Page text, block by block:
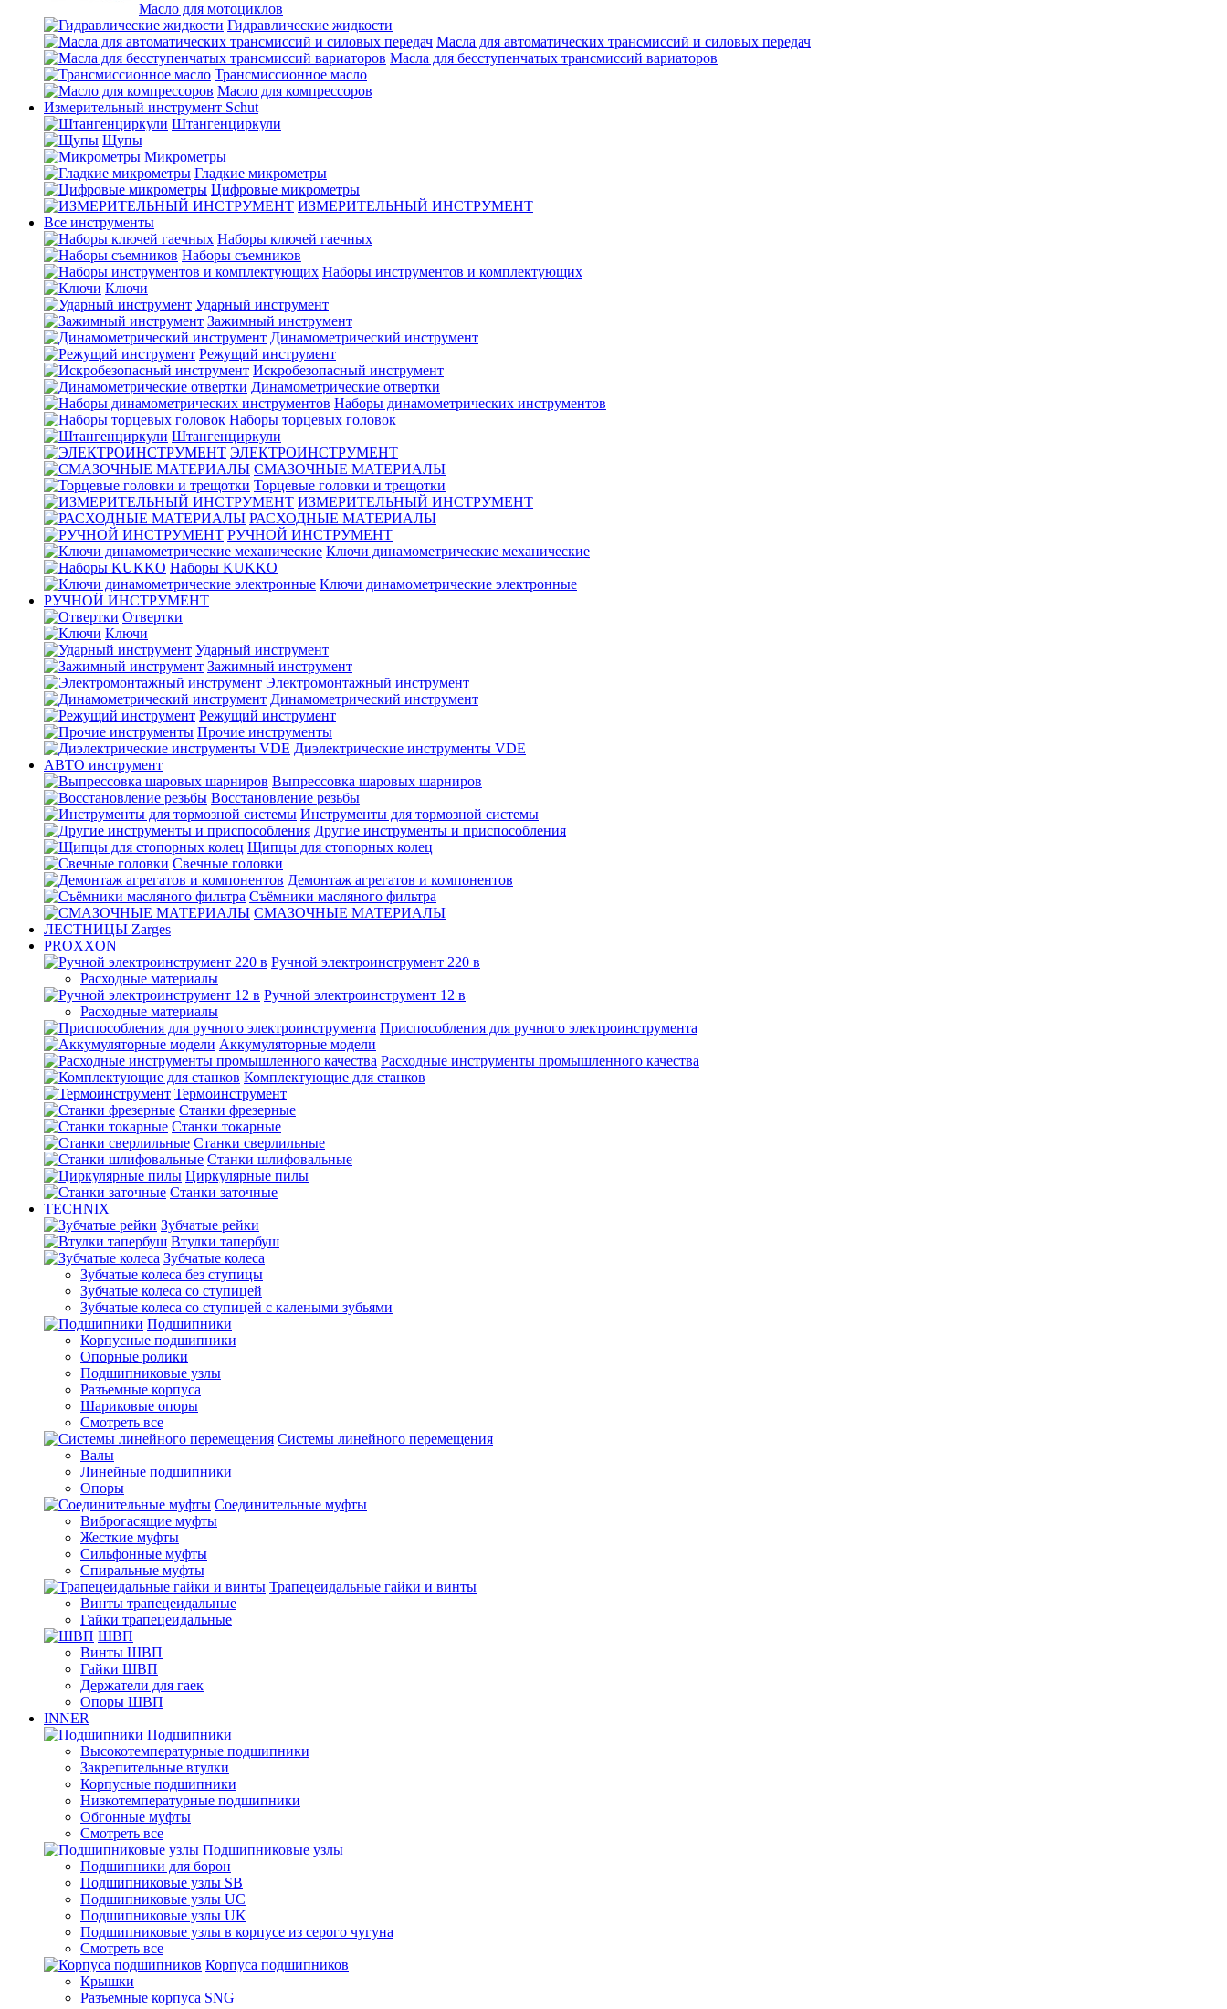
Масло для мотоциклов
Гидравлические жидкости
Масла для автоматических трансмиссий и силовых передач
Масла для бесступенчатых трансмиссий вариаторов
Трансмиссионное масло
Масло для компрессоров
Измерительный инструмент Schut
Штангенциркули
Щупы
Микрометры
Гладкие микрометры
Цифровые микрометры
ИЗМЕРИТЕЛЬНЫЙ ИНСТРУМЕНТ
Все инструменты
Наборы ключей гаечных
Наборы съемников
Наборы инструментов и комплектующих
Ключи
Ударный инструмент
Зажимный инструмент
Динамометрический инструмент
Режущий инструмент
Искробезопасный инструмент
Динамометрические отвертки
Наборы динамометрических инструментов
Наборы торцевых головок
Штангенциркули
ЭЛЕКТРОИНСТРУМЕНТ
СМАЗОЧНЫЕ МАТЕРИАЛЫ
Торцевые головки и трещотки
ИЗМЕРИТЕЛЬНЫЙ ИНСТРУМЕНТ
РАСХОДНЫЕ МАТЕРИАЛЫ
РУЧНОЙ ИНСТРУМЕНТ
Ключи динамометрические механические
Наборы KUKKO
Ключи динамометрические электронные
РУЧНОЙ ИНСТРУМЕНТ
Отвертки
Ключи
Ударный инструмент
Зажимный инструмент
Электромонтажный инструмент
Динамометрический инструмент
Режущий инструмент
Прочие инструменты
Диэлектрические инструменты VDE
АВТО инструмент
Выпрессовка шаровых шарниров
Восстановление резьбы
Инструменты для тормозной системы
Другие инструменты и приспособления
Щипцы для стопорных колец
Свечные головки
Демонтаж агрегатов и компонентов
Съёмники масляного фильтра
СМАЗОЧНЫЕ МАТЕРИАЛЫ
ЛЕСТНИЦЫ Zarges
PROXXON
Ручной электроинструмент 220 в
Расходные материалы
Ручной электроинструмент 12 в
Расходные материалы
Приспособления для ручного электроинструмента
Аккумуляторные модели
Расходные инструменты промышленного качества
Комплектующие для станков
Термоинструмент
Станки фрезерные
Станки токарные
Станки сверлильные
Станки шлифовальные
Циркулярные пилы
Станки заточные
TECHNIX
Зубчатые рейки
Втулки тапербуш
Зубчатые колеса
Зубчатые колеса без ступицы
Зубчатые колеса со ступицей
Зубчатые колеса со ступицей с калеными зубьями
Подшипники
Корпусные подшипники
Опорные ролики
Подшипниковые узлы
Разъемные корпуса
Шариковые опоры
Смотреть все
Системы линейного перемещения
Валы
Линейные подшипники
Опоры
Соединительные муфты
Виброгасящие муфты
Жесткие муфты
Сильфонные муфты
Спиральные муфты
Трапецеидальные гайки и винты
Винты трапецеидальные
Гайки трапецеидальные
ШВП
Винты ШВП
Гайки ШВП
Держатели для гаек
Опоры ШВП
INNER
Подшипники
Высокотемпературные подшипники
Закрепительные втулки
Корпусные подшипники
Низкотемпературные подшипники
Обгонные муфты
Смотреть все
Подшипниковые узлы
Подшипники для борон
Подшипниковые узлы SB
Подшипниковые узлы UC
Подшипниковые узлы UK
Подшипниковые узлы в корпусе из серого чугуна
Смотреть все
Корпуса подшипников
Крышки
Разъемные корпуса SNG